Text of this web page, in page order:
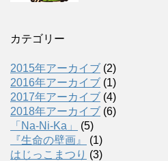
カテゴリー
2015年アーカイブ (2)
2016年アーカイブ (1)
2017年アーカイブ (4)
2018年アーカイブ (6)
「Na-Ni-Ka」
(5)
『生命の壁画』
(1)
はじっこまつり (3)